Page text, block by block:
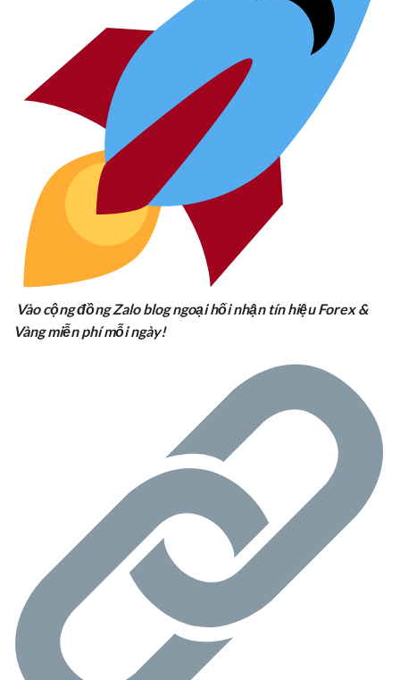
Vào cộng đồng Zalo blog ngoại hối nhận tín hiệu Forex &
Vàng miễn phí mỗi ngày!